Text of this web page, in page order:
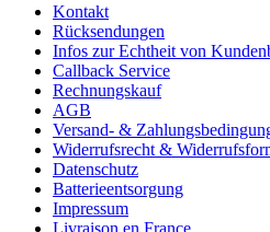
Kontakt
Rücksendungen
Infos zur Echtheit von
Callback Service
Rechnungskauf
AGB
Versand- &
Widerrufsrecht &
Datenschutz
Batterieentsorgung
Impressum
Livraison en France